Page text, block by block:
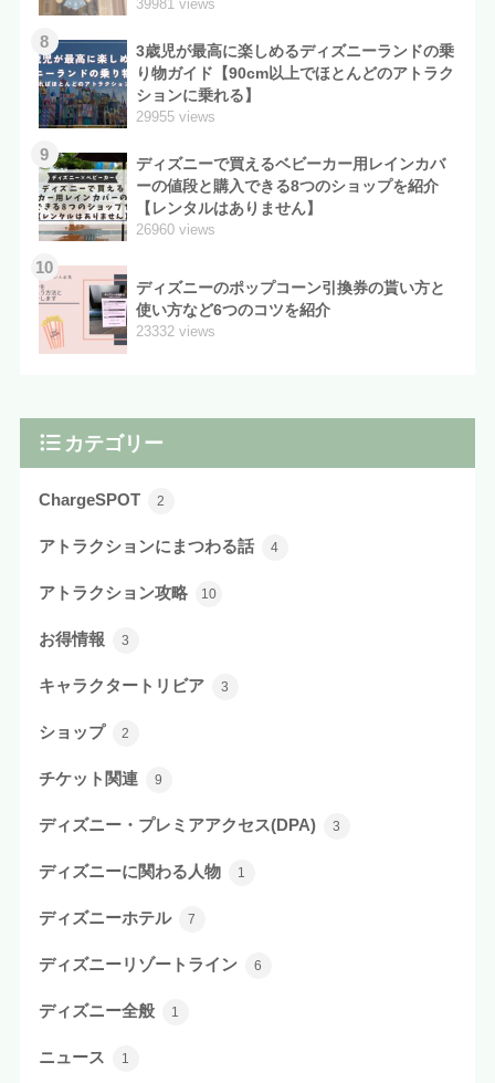
39981 views
8
3歳児が最高に楽しめるディズニーランドの乗
り物ガイド【90cm以上でほとんどのアトラク
ションに乗れる】
29955 views
9
ディズニーで買えるベビーカー用レインカバ
ーの値段と購入できる8つのショップを紹介
【レンタルはありません】
26960 views
10
ディズニーのポップコーン引換券の貰い方と
使い方など6つのコツを紹介
23332 views
カテゴリー
ChargeSPOT 2
アトラクションにまつわる話 4
アトラクション攻略 10
お得情報 3
キャラクタートリビア 3
ショップ 2
チケット関連 9
ディズニー・プレミアアクセス(DPA) 3
ディズニーに関わる人物 1
ディズニーホテル 7
ディズニーリゾートライン 6
ディズニー全般 1
ニュース 1